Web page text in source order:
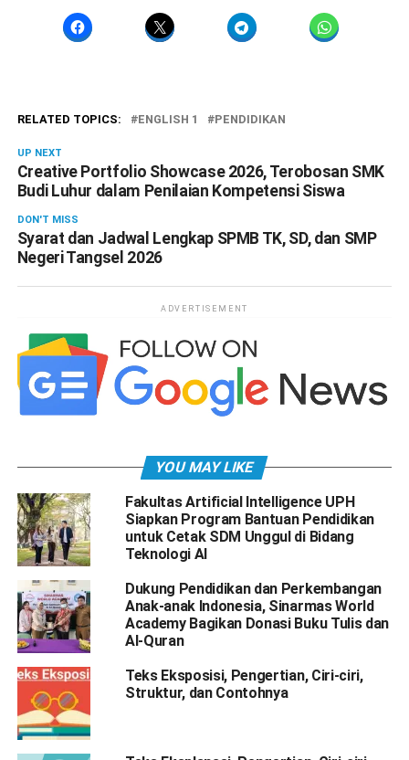
RELATED TOPICS: ENGLISH 1 PENDIDIKAN
UP NEXT
Creative Portfolio Showcase 2026, Terobosan SMK
Budi Luhur dalam Penilaian Kompetensi Siswa
DON'T MISS
Syarat dan Jadwal Lengkap SPMB TK, SD, dan SMP
Negeri Tangsel 2026
ADVERTISEMENT
YOU MAY LIKE
Fakultas Artificial Intelligence UPH
Siapkan Program Bantuan Pendidikan
untuk Cetak SDM Unggul di Bidang
Teknologi AI
Dukung Pendidikan dan Perkembangan
Anak-anak Indonesia, Sinarmas World
Academy Bagikan Donasi Buku Tulis dan
Al-Quran
Teks Eksposisi, Pengertian, Ciri-ciri,
Struktur, dan Contohnya